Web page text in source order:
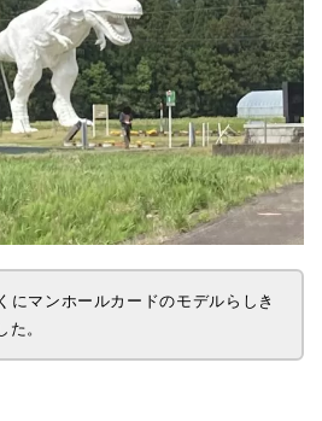
にマンホールカードのモデルらしき
た。